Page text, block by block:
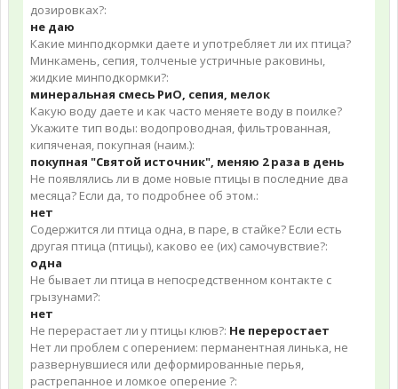
дозировках?:
не даю
Какие минподкормки даете и употребляет ли их птица?
Минкамень, сепия, толченые устричные раковины,
жидкие минподкормки?:
минеральная смесь РиО, сепия, мелок
Какую воду даете и как часто меняете воду в поилке?
Укажите тип воды: водопроводная, фильтрованная,
кипяченая, покупная (наим.):
покупная "Святой источник", меняю 2 раза в день
Не появлялись ли в доме новые птицы в последние два
месяца? Если да, то подробнее об этом.:
нет
Содержится ли птица одна, в паре, в стайке? Если есть
другая птица (птицы), каково ее (их) самочувствие?:
одна
Не бывает ли птица в непосредственном контакте с
грызунами?:
нет
Не перерастает ли у птицы клюв?: Не переростает
Нет ли проблем с оперением: перманентная линька, не
развернувшиеся или деформированные перья,
растрепанное и ломкое оперение ?: